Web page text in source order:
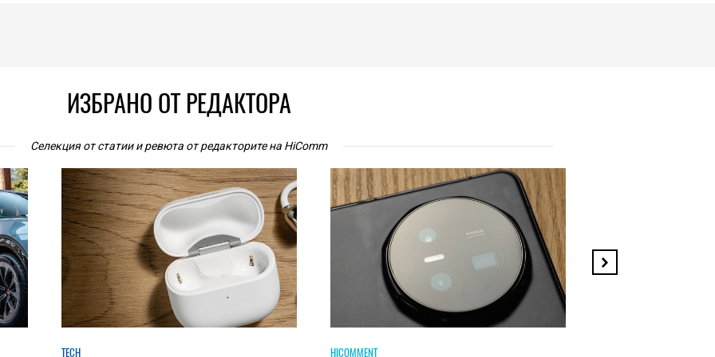
ИЗБРАНО ОТ РЕДАКТОРА
Селекция от статии и ревюта от редакторите на HiComm
HICOMMENT HICOMMENT